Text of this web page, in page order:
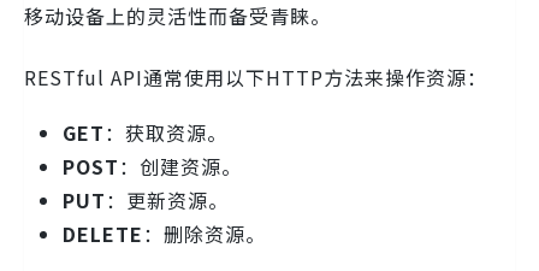
移动设备上的灵活性而备受青睐。
RESTful API通常使用以下HTTP方法来操作资源：
GET：获取资源。
POST：创建资源。
PUT：更新资源。
DELETE：删除资源。